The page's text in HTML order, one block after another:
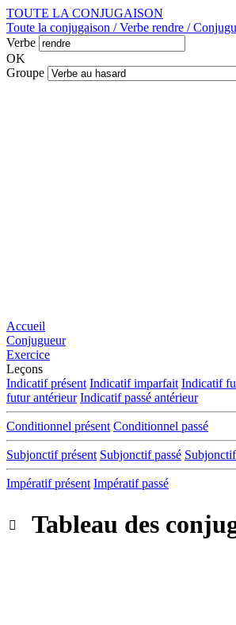
TOUTE LA CONJUGAISON
Toute la conjugaison / Verbe rendre /
Verbe
OK
Groupe
Accueil
Conjugueur
Exercice
Leçons
Indicatif présent Indicatif imparfait Indicatif
futur antérieur Indicatif passé antérieur
Conditionnel présent Conditionnel passé
Subjonctif présent Subjonctif passé
Impératif présent Impératif passé
 Tableau des